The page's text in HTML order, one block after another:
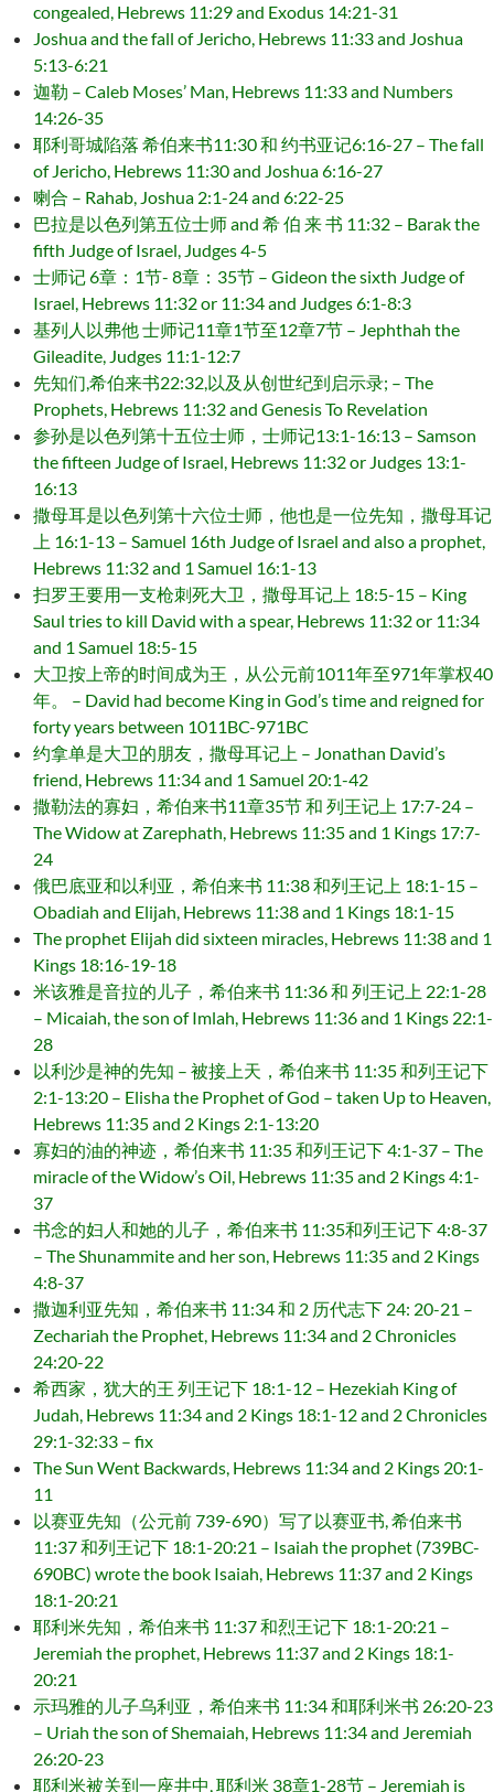
congealed, Hebrews 11:29 and Exodus 14:21-31
Joshua and the fall of Jericho, Hebrews 11:33 and Joshua
5:13-6:21
迦勒 – Caleb Moses’ Man, Hebrews 11:33 and Numbers
14:26-35
耶利哥城陷落 希伯来书11:30 和 约书亚记6:16-27 – The fall
of Jericho, Hebrews 11:30 and Joshua 6:16-27
喇合 – Rahab, Joshua 2:1-24 and 6:22-25
巴拉是以色列第五位士师 and 希 伯 来 书 11:32 – Barak the
fifth Judge of Israel, Judges 4-5
士师记 6章：1节- 8章：35节 – Gideon the sixth Judge of
Israel, Hebrews 11:32 or 11:34 and Judges 6:1-8:3
基列人以弗他 士师记11章1节至12章7节 – Jephthah the
Gileadite, Judges 11:1-12:7
先知们,希伯来书22:32,以及从创世纪到启示录; – The
Prophets, Hebrews 11:32 and Genesis To Revelation
参孙是以色列第十五位士师，士师记13:1-16:13 – Samson
the fifteen Judge of Israel, Hebrews 11:32 or Judges 13:1-
16:13
撒母耳是以色列第十六位士师，他也是一位先知，撒母耳记
上 16:1-13 – Samuel 16th Judge of Israel and also a prophet,
Hebrews 11:32 and 1 Samuel 16:1-13
扫罗王要用一支枪刺死大卫，撒母耳记上 18:5-15 – King
Saul tries to kill David with a spear, Hebrews 11:32 or 11:34
and 1 Samuel 18:5-15
大卫按上帝的时间成为王，从公元前1011年至971年掌权40
年。 – David had become King in God’s time and reigned for
forty years between 1011BC-971BC
约拿单是大卫的朋友，撒母耳记上 – Jonathan David’s
friend, Hebrews 11:34 and 1 Samuel 20:1-42
撒勒法的寡妇，希伯来书11章35节 和 列王记上 17:7-24 –
The Widow at Zarephath, Hebrews 11:35 and 1 Kings 17:7-
24
俄巴底亚和以利亚，希伯来书 11:38 和列王记上 18:1-15 –
Obadiah and Elijah, Hebrews 11:38 and 1 Kings 18:1-15
The prophet Elijah did sixteen miracles, Hebrews 11:38 and 1
Kings 18:16-19-18
米该雅是音拉的儿子，希伯来书 11:36 和 列王记上 22:1-28
– Micaiah, the son of Imlah, Hebrews 11:36 and 1 Kings 22:1-
28
以利沙是神的先知 – 被接上天，希伯来书 11:35 和列王记下
2:1-13:20 – Elisha the Prophet of God – taken Up to Heaven,
Hebrews 11:35 and 2 Kings 2:1-13:20
寡妇的油的神迹，希伯来书 11:35 和列王记下 4:1-37 – The
miracle of the Widow’s Oil, Hebrews 11:35 and 2 Kings 4:1-
37
书念的妇人和她的儿子，希伯来书 11:35和列王记下 4:8-37
– The Shunammite and her son, Hebrews 11:35 and 2 Kings
4:8-37
撒迦利亚先知，希伯来书 11:34 和 2 历代志下 24: 20-21 –
Zechariah the Prophet, Hebrews 11:34 and 2 Chronicles
24:20-22
希西家，犹大的王 列王记下 18:1-12 – Hezekiah King of
Judah, Hebrews 11:34 and 2 Kings 18:1-12 and 2 Chronicles
29:1-32:33 – fix
The Sun Went Backwards, Hebrews 11:34 and 2 Kings 20:1-
11
以赛亚先知（公元前 739-690）写了以赛亚书, 希伯来书
11:37 和列王记下 18:1-20:21 – Isaiah the prophet (739BC-
690BC) wrote the book Isaiah, Hebrews 11:37 and 2 Kings
18:1-20:21
耶利米先知，希伯来书 11:37 和烈王记下 18:1-20:21 –
Jeremiah the prophet, Hebrews 11:37 and 2 Kings 18:1-
20:21
示玛雅的儿子乌利亚，希伯来书 11:34 和耶利米书 26:20-23
– Uriah the son of Shemaiah, Hebrews 11:34 and Jeremiah
26:20-23
耶利米被关到一座井中, 耶利米 38章1-28节 – Jeremiah is